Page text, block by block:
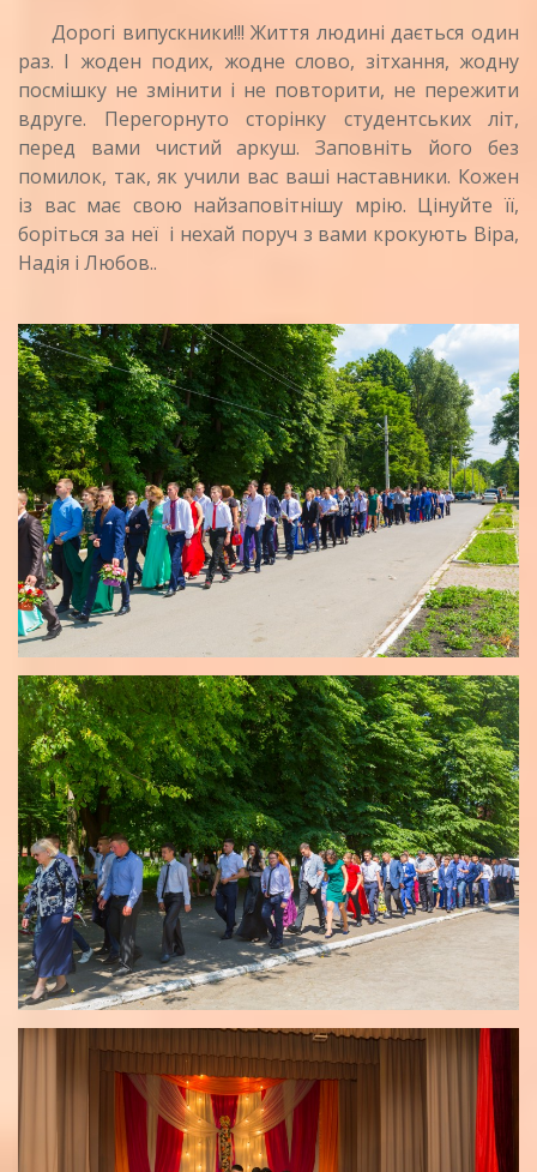
Дорогі випускники!!! Життя людині дається один
раз. І жоден подих, жодне слово, зітхання, жодну
посмішку не змінити і не повторити, не пережити
вдруге. Перегорнуто сторінку студентських літ,
перед вами чистий аркуш. Заповніть його без
помилок, так, як учили вас ваші наставники. Кожен
із вас має свою найзаповітнішу мрію. Цінуйте її,
боріться за неї і нехай поруч з вами крокують Віра,
Надія і Любов..